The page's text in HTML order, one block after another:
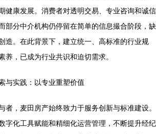
健康发展。消费者对透明交易、专业咨询和诚信
部分中介机构仍停留在简单的信息撮合阶段，缺
造。在此背景下，建立统一、高标准的行业规
养，已成为行业共识和迫切需求。
与实践：以专业重塑价值
者，麦田房产始终致力于服务创新与标准建设。
字化工具赋能和精细化运营管理，不断提升经纪